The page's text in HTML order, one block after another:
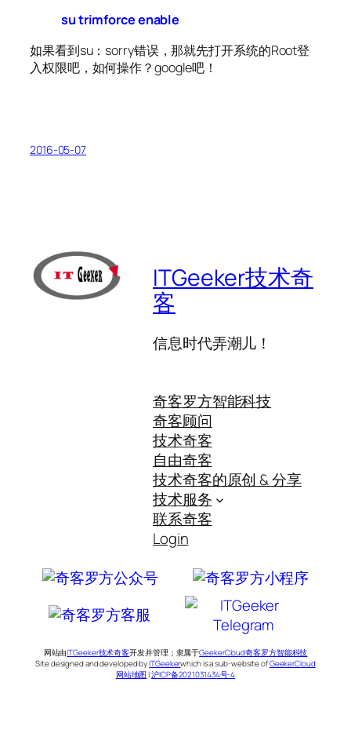
su trimforce enable
如果看到su：sorry错误，那就先打开系统的Root登
入权限吧，如何操作？google吧！
2016-05-07
ITGeeker技术奇
客
信息时代弄潮儿！
奇客罗方智能科技
奇客顾问
技术奇客
自由奇客
技术奇客的原创 & 分享
技术服务
联系奇客
Login
网站由ITGeeker技术奇客开发并管理；隶属于GeekerCloud奇客罗方智能科技
Site designed and developed byITGeekerwhich is a sub-website ofGeekerCloud
网站地图 |沪ICP备2021031434号-4